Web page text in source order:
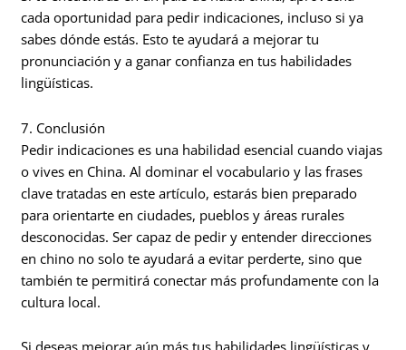
cada oportunidad para pedir indicaciones, incluso si ya
sabes dónde estás. Esto te ayudará a mejorar tu
pronunciación y a ganar confianza en tus habilidades
lingüísticas.
7. Conclusión
Pedir indicaciones es una habilidad esencial cuando viajas
o vives en China. Al dominar el vocabulario y las frases
clave tratadas en este artículo, estarás bien preparado
para orientarte en ciudades, pueblos y áreas rurales
desconocidas. Ser capaz de pedir y entender direcciones
en chino no solo te ayudará a evitar perderte, sino que
también te permitirá conectar más profundamente con la
cultura local.